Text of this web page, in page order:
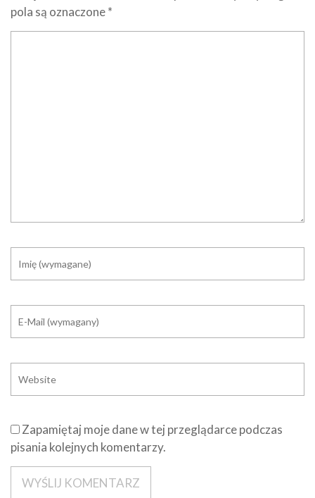
pola są oznaczone*
Zapamiętaj moje dane w tej przeglądarce podczas
pisania kolejnych komentarzy.